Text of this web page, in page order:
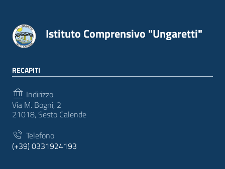
Istituto Comprensivo "Ungaretti"
RECAPITI
Indirizzo
Via M. Bogni, 2
21018, Sesto Calende
Telefono
(+39) 0331924193